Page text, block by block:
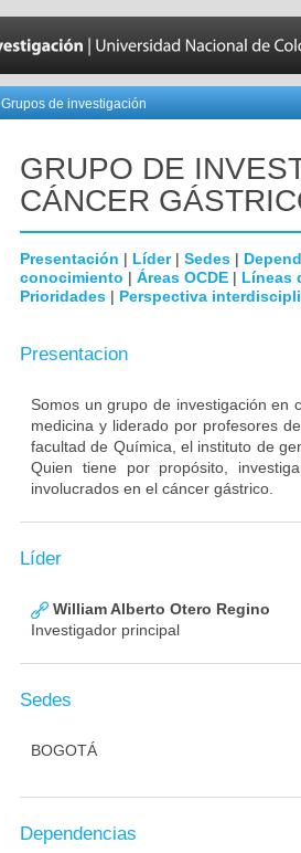
Grupos de investigación
GRUPO DE
CÁNCER
Presentación | Líder| Sedes |
conocimiento | Áreas OCDE | Líneas
Prioridades | Perspectiva
Presentacion
Somos un grupo de investigación en
medicina y liderado por profesores
facultad de Química, el instituto de
Quien tiene por propósito,
involucrados en el cáncer gástrico.
Líder
William Alberto Otero Regino
Investigador principal
Sedes
BOGOTÁ
Dependencias